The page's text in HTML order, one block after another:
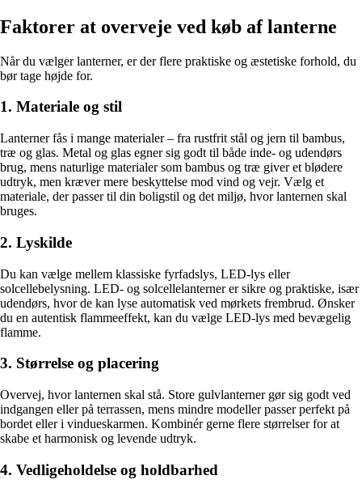
Faktorer at overveje ved køb af lanterne
Når du vælger lanterner, er der flere praktiske og æstetiske forhold, du
bør tage højde for.
1. Materiale og stil
Lanterner fås i mange materialer – fra rustfrit stål og jern til bambus,
træ og glas. Metal og glas egner sig godt til både inde- og udendørs
brug, mens naturlige materialer som bambus og træ giver et blødere
udtryk, men kræver mere beskyttelse mod vind og vejr. Vælg et
materiale, der passer til din boligstil og det miljø, hvor lanternen skal
bruges.
2. Lyskilde
Du kan vælge mellem klassiske fyrfadslys, LED-lys eller
solcellebelysning. LED- og solcellelanterner er sikre og praktiske, især
udendørs, hvor de kan lyse automatisk ved mørkets frembrud. Ønsker
du en autentisk flammeeffekt, kan du vælge LED-lys med bevægelig
flamme.
3. Størrelse og placering
Overvej, hvor lanternen skal stå. Store gulvlanterner gør sig godt ved
indgangen eller på terrassen, mens mindre modeller passer perfekt på
bordet eller i vindueskarmen. Kombinér gerne flere størrelser for at
skabe et harmonisk og levende udtryk.
4. Vedligeholdelse og holdbarhed